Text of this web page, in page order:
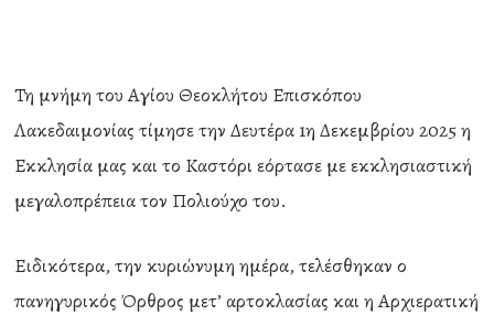
Τη μνήμη του Αγίου Θεοκλήτου Επισκόπου
Λακεδαιμονίας τίμησε την Δευτέρα 1η Δεκεμβρίου 2025 η
Εκκλησία μας και το Καστόρι εόρτασε με εκκλησιαστική
μεγαλοπρέπεια τον Πολιούχο του.
Ειδικότερα, την κυριώνυμη ημέρα, τελέσθηκαν ο
πανηγυρικός Όρθρος μετ’ αρτοκλασίας και η Αρχιερατική